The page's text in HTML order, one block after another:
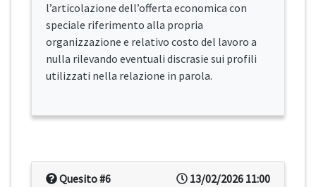
l’articolazione dell’offerta economica con
speciale riferimento alla propria
organizzazione e relativo costo del lavoro a
nulla rilevando eventuali discrasie sui profili
utilizzati nella relazione in parola.
13/02/2026 11:00
Quesito #6